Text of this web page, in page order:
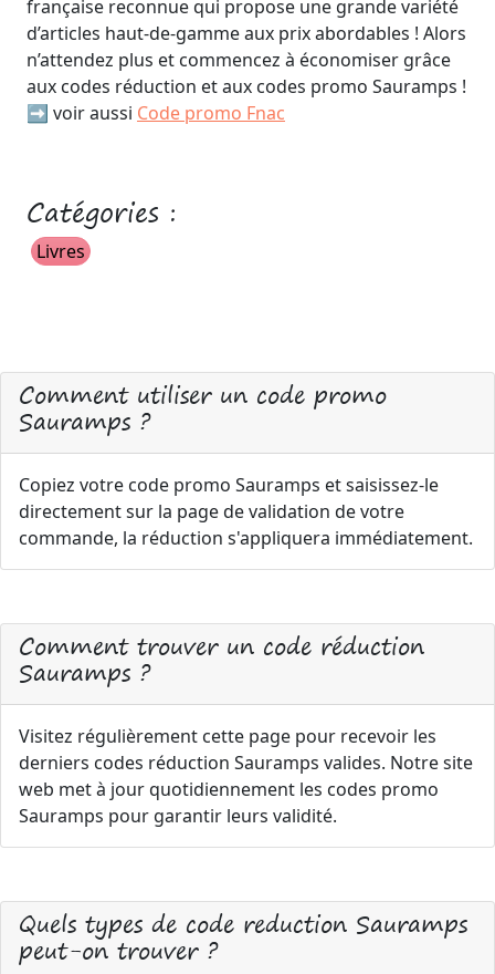
française reconnue qui propose une grande variété
d’articles haut-de-gamme aux prix abordables ! Alors
n’attendez plus et commencez à économiser grâce
aux codes réduction et aux codes promo Sauramps !
➡️ voir aussi Code promo Fnac
Catégories :
Livres
Comment utiliser un code promo
Sauramps ?
Copiez votre code promo Sauramps et saisissez-le
directement sur la page de validation de votre
commande, la réduction s'appliquera immédiatement.
Comment trouver un code réduction
Sauramps ?
Visitez régulièrement cette page pour recevoir les
derniers codes réduction Sauramps valides. Notre site
web met à jour quotidiennement les codes promo
Sauramps pour garantir leurs validité.
Quels types de code reduction Sauramps
peut-on trouver ?